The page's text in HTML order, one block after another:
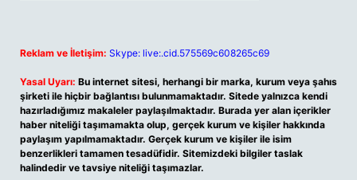
Reklam ve İletişim: Skype: live:.cid.575569c608265c69
Yasal Uyarı: Bu internet sitesi, herhangi bir marka, kurum veya şahıs
şirketi ile hiçbir bağlantısı bulunmamaktadır. Sitede yalnızca kendi
hazırladığımız makaleler paylaşılmaktadır. Burada yer alan içerikler
haber niteliği taşımamakta olup, gerçek kurum ve kişiler hakkında
paylaşım yapılmamaktadır. Gerçek kurum ve kişiler ile isim
benzerlikleri tamamen tesadüfidir. Sitemizdeki bilgiler taslak
halindedir ve tavsiye niteliği taşımazlar.